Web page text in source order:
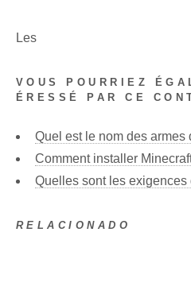
Les
VOUS POURRIEZ
ÉRESSÉ PAR CE
Quel est le nom des armes
Comment installer
Quelles sont les
RELACIONADO